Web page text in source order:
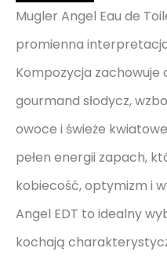
Mugler Angel Eau de
promienna
Kompozycja
gourmand słodycz,
owoce i świeże
pełen energii zapach,
kobiecość, optymizm i
Angel EDT to idealny
kochają